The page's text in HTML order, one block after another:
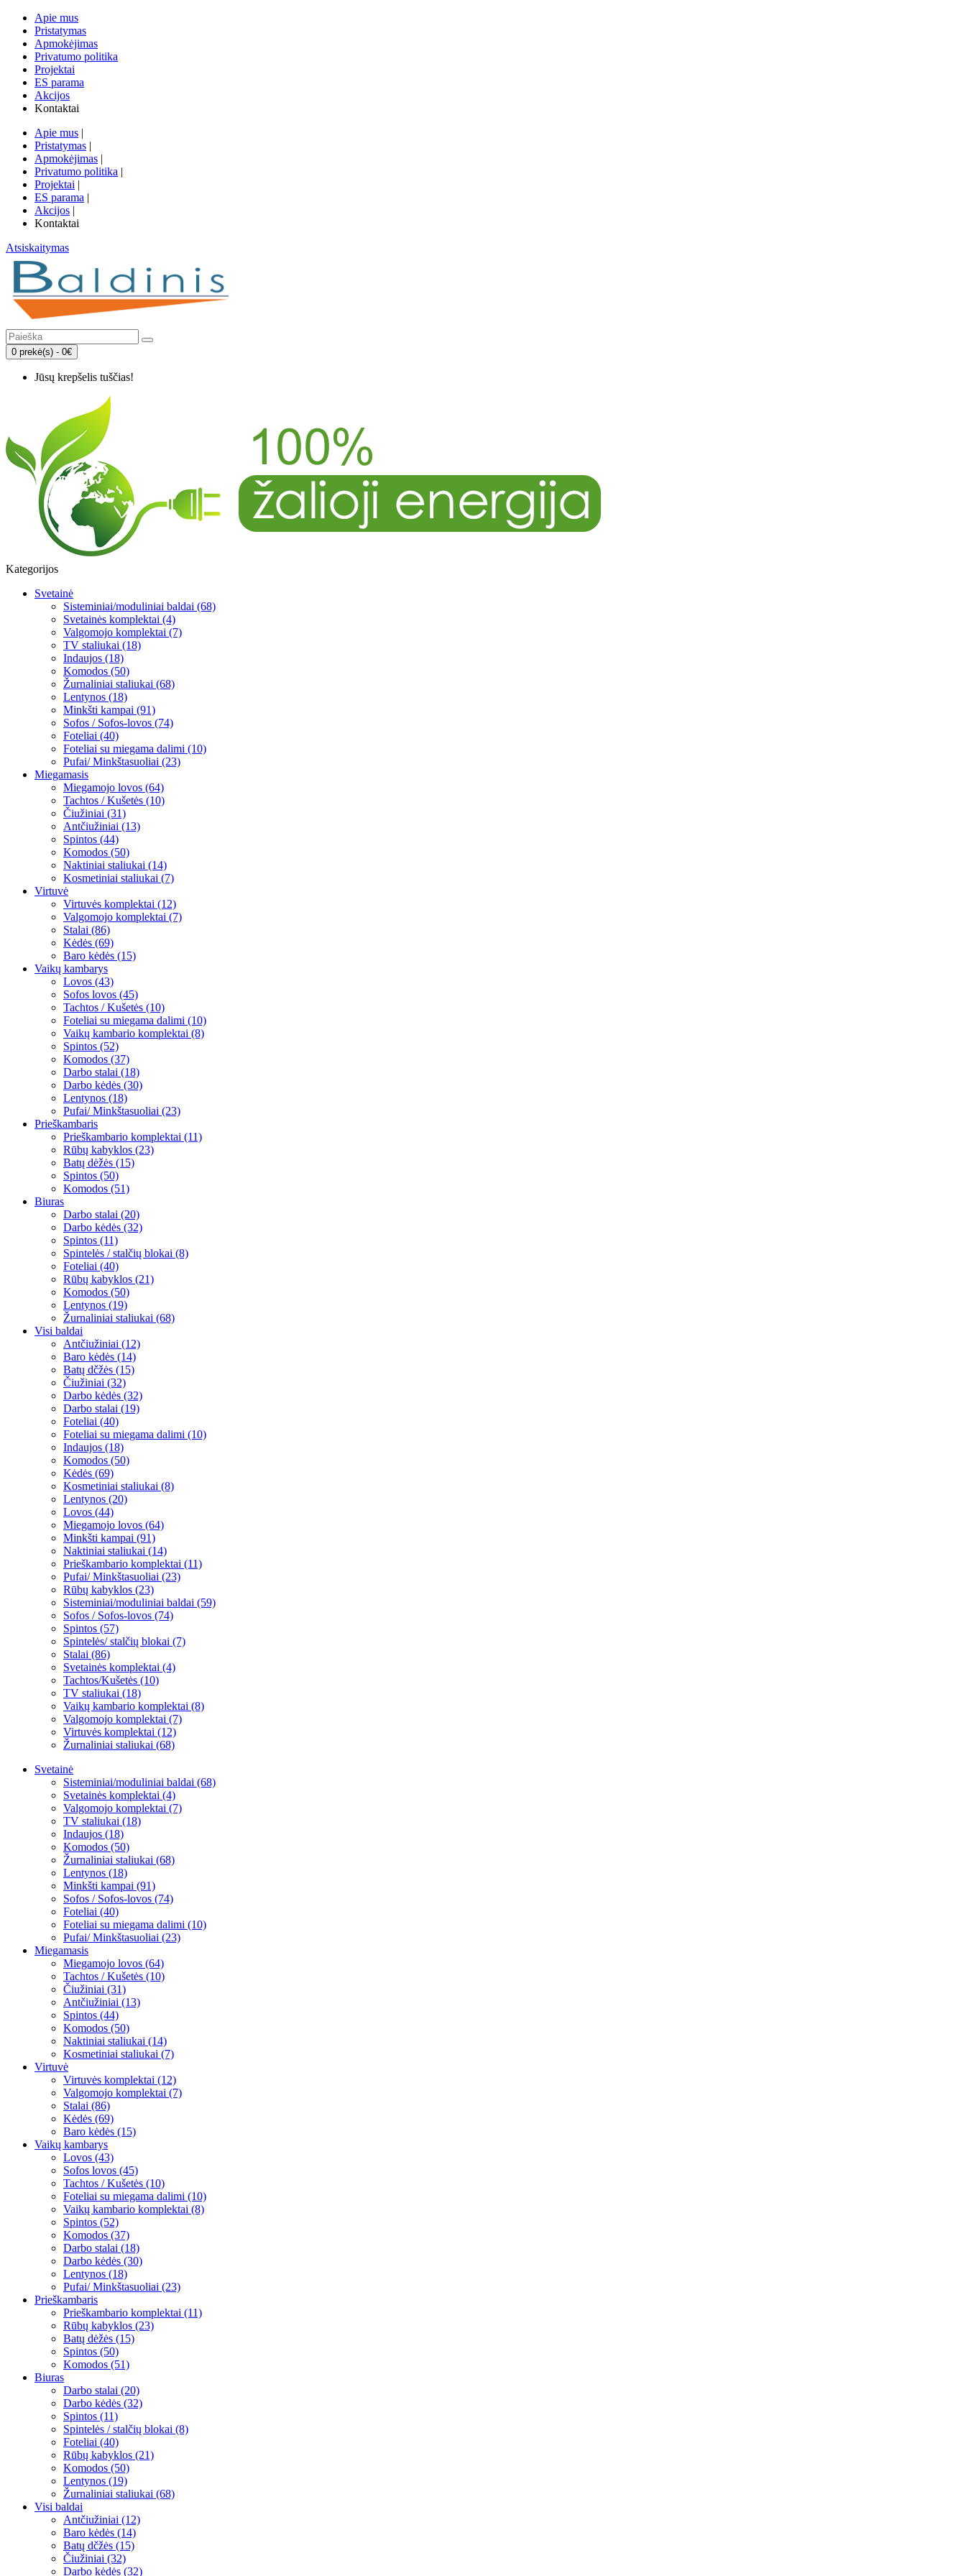
Apie mus
Pristatymas
Apmokėjimas
Privatumo politika
Projektai
ES parama
Akcijos
Kontaktai
Apie mus |
Pristatymas |
Apmokėjimas |
Privatumo politika |
Projektai |
ES parama |
Akcijos |
Kontaktai
Atsiskaitymas
0 prekė(s) - 0€
Jūsų krepšelis tuščias!
Kategorijos
Svetainė
Sisteminiai/moduliniai baldai (68)
Svetainės komplektai (4)
Valgomojo komplektai (7)
TV staliukai (18)
Indaujos (18)
Komodos (50)
Žurnaliniai staliukai (68)
Lentynos (18)
Minkšti kampai (91)
Sofos / Sofos-lovos (74)
Foteliai (40)
Foteliai su miegama dalimi (10)
Pufai/ Minkštasuoliai (23)
Miegamasis
Miegamojo lovos (64)
Tachtos / Kušetės (10)
Čiužiniai (31)
Antčiužiniai (13)
Spintos (44)
Komodos (50)
Naktiniai staliukai (14)
Kosmetiniai staliukai (7)
Virtuvė
Virtuvės komplektai (12)
Valgomojo komplektai (7)
Stalai (86)
Kėdės (69)
Baro kėdės (15)
Vaikų kambarys
Lovos (43)
Sofos lovos (45)
Tachtos / Kušetės (10)
Foteliai su miegama dalimi (10)
Vaikų kambario komplektai (8)
Spintos (52)
Komodos (37)
Darbo stalai (18)
Darbo kėdės (30)
Lentynos (18)
Pufai/ Minkštasuoliai (23)
Prieškambaris
Prieškambario komplektai (11)
Rūbų kabyklos (23)
Batų dėžės (15)
Spintos (50)
Komodos (51)
Biuras
Darbo stalai (20)
Darbo kėdės (32)
Spintos (11)
Spintelės / stalčių blokai (8)
Foteliai (40)
Rūbų kabyklos (21)
Komodos (50)
Lentynos (19)
Žurnaliniai staliukai (68)
Visi baldai
Antčiužiniai (12)
Baro kėdės (14)
Batų dčžės (15)
Čiužiniai (32)
Darbo kėdės (32)
Darbo stalai (19)
Foteliai (40)
Foteliai su miegama dalimi (10)
Indaujos (18)
Komodos (50)
Kėdės (69)
Kosmetiniai staliukai (8)
Lentynos (20)
Lovos (44)
Miegamojo lovos (64)
Minkšti kampai (91)
Naktiniai staliukai (14)
Prieškambario komplektai (11)
Pufai/ Minkštasuoliai (23)
Rūbų kabyklos (23)
Sisteminiai/moduliniai baldai (59)
Sofos / Sofos-lovos (74)
Spintos (57)
Spintelės/ stalčių blokai (7)
Stalai (86)
Svetainės komplektai (4)
Tachtos/Kušetės (10)
TV staliukai (18)
Vaikų kambario komplektai (8)
Valgomojo komplektai (7)
Virtuvės komplektai (12)
Žurnaliniai staliukai (68)
Svetainė
Sisteminiai/moduliniai baldai (68)
Svetainės komplektai (4)
Valgomojo komplektai (7)
TV staliukai (18)
Indaujos (18)
Komodos (50)
Žurnaliniai staliukai (68)
Lentynos (18)
Minkšti kampai (91)
Sofos / Sofos-lovos (74)
Foteliai (40)
Foteliai su miegama dalimi (10)
Pufai/ Minkštasuoliai (23)
Miegamasis
Miegamojo lovos (64)
Tachtos / Kušetės (10)
Čiužiniai (31)
Antčiužiniai (13)
Spintos (44)
Komodos (50)
Naktiniai staliukai (14)
Kosmetiniai staliukai (7)
Virtuvė
Virtuvės komplektai (12)
Valgomojo komplektai (7)
Stalai (86)
Kėdės (69)
Baro kėdės (15)
Vaikų kambarys
Lovos (43)
Sofos lovos (45)
Tachtos / Kušetės (10)
Foteliai su miegama dalimi (10)
Vaikų kambario komplektai (8)
Spintos (52)
Komodos (37)
Darbo stalai (18)
Darbo kėdės (30)
Lentynos (18)
Pufai/ Minkštasuoliai (23)
Prieškambaris
Prieškambario komplektai (11)
Rūbų kabyklos (23)
Batų dėžės (15)
Spintos (50)
Komodos (51)
Biuras
Darbo stalai (20)
Darbo kėdės (32)
Spintos (11)
Spintelės / stalčių blokai (8)
Foteliai (40)
Rūbų kabyklos (21)
Komodos (50)
Lentynos (19)
Žurnaliniai staliukai (68)
Visi baldai
Antčiužiniai (12)
Baro kėdės (14)
Batų dčžės (15)
Čiužiniai (32)
Darbo kėdės (32)